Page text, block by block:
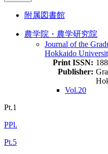
附属図書館
農学院・農学研究院
Journal of the
Hokkaido
Print ISSN:
Publisher:
Vol.20
Pt.1
PPl.
Pt.5